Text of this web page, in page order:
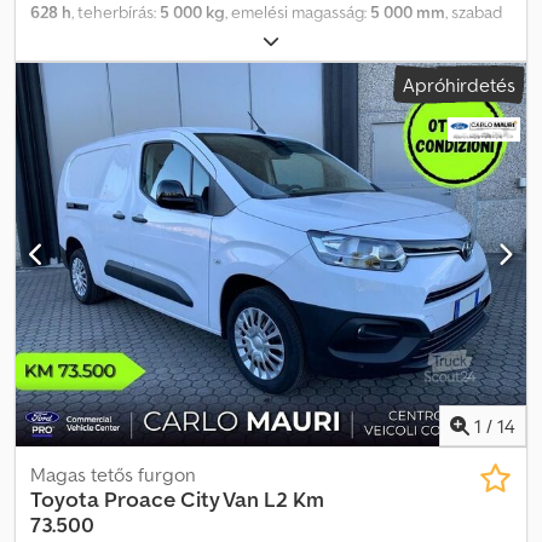
628 h, teherbírás: 5 000 kg, emelési magasság: 5 000 mm, szabad
, építési magasság:
mm, első gumi méret:355/45-15, hátsó gumiabroncs méret:
225/75-10
, össztömeg: 6 273 kg
, motortípus: Elektromos, gyártó:
Toyota Dcedew Aq Scopfx Aiiok
Apróhirdetés
1 / 14
Magas tetős furgon
Toyota Proace City Van L2 Km
73.500